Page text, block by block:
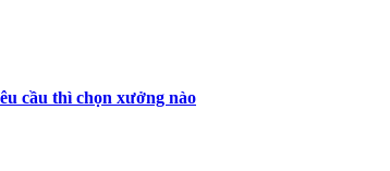
cầu thì chọn xưởng nào